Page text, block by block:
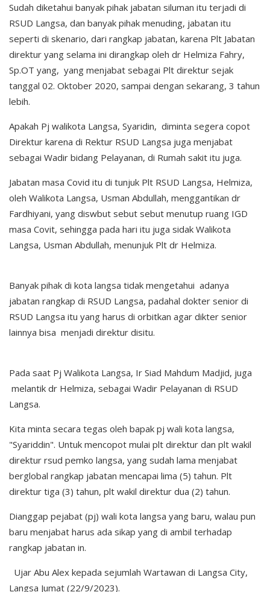
Sudah diketahui banyak pihak jabatan siluman itu terjadi di
RSUD Langsa, dan banyak pihak menuding, jabatan itu
seperti di skenario, dari rangkap jabatan, karena Plt Jabatan
direktur yang selama ini dirangkap oleh dr Helmiza Fahry,
Sp.OT yang, yang menjabat sebagai Plt direktur sejak
tanggal 02. Oktober 2020, sampai dengan sekarang, 3 tahun
lebih.
Apakah Pj walikota Langsa, Syaridin, diminta segera copot
Direktur karena di Rektur RSUD Langsa juga menjabat
sebagai Wadir bidang Pelayanan, di Rumah sakit itu juga.
Jabatan masa Covid itu di tunjuk Plt RSUD Langsa, Helmiza,
oleh Walikota Langsa, Usman Abdullah, menggantikan dr
Fardhiyani, yang diswbut sebut sebut menutup ruang IGD
masa Covit, sehingga pada hari itu juga sidak Walikota
Langsa, Usman Abdullah, menunjuk Plt dr Helmiza.
Banyak pihak di kota langsa tidak mengetahui adanya
jabatan rangkap di RSUD Langsa, padahal dokter senior di
RSUD Langsa itu yang harus di orbitkan agar dikter senior
lainnya bisa menjadi direktur disitu.
Pada saat Pj Walikota Langsa, Ir Siad Mahdum Madjid, juga
melantik dr Helmiza, sebagai Wadir Pelayanan di RSUD
Langsa.
Kita minta secara tegas oleh bapak pj wali kota langsa,
"Syariddin". Untuk mencopot mulai plt direktur dan plt wakil
direktur rsud pemko langsa, yang sudah lama menjabat
berglobal rangkap jabatan mencapai lima (5) tahun. Plt
direktur tiga (3) tahun, plt wakil direktur dua (2) tahun.
Dianggap pejabat (pj) wali kota langsa yang baru, walau pun
baru menjabat harus ada sikap yang di ambil terhadap
rangkap jabatan in.
Ujar Abu Alex kepada sejumlah Wartawan di Langsa City,
Langsa Jumat (22/9/2023).